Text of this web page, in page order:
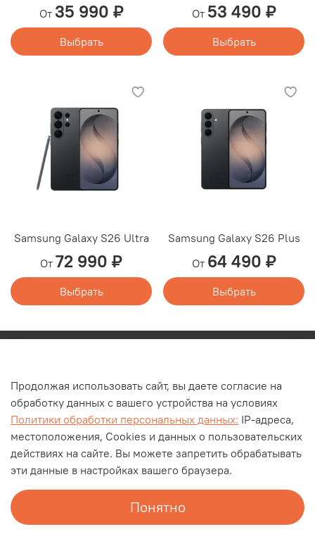
От 35 990 ₽
Выбрать
От 53 490 ₽
Выбрать
Samsung Galaxy S26 Ultra
От 72 990 ₽
Выбрать
Samsung Galaxy S26 Plus
От 64 490 ₽
Выбрать
О компании
Контакты
Оплата и доставка
Личный кабинет
Документы
Продолжая использовать сайт, вы даете согласие на
обработку данных с вашего устройства на условиях
Политики обработки персональных данных: IP-адреса,
местоположения, Cookies и данных о пользовательских
действиях на сайте. Вы можете запретить обрабатывать
эти данные в настройках вашего браузера.
Понятно